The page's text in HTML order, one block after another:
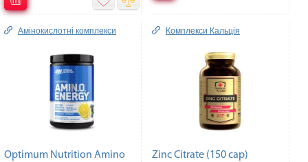
Амінокислотні комплекси
Optimum Nutrition Amino
Комплекcи Кальція
Zinc Citrate (150 cap)